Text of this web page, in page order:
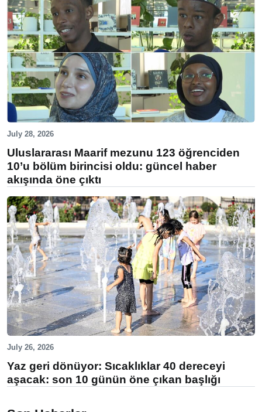
July 28, 2026
Uluslararası Maarif mezunu 123 öğrenciden
10’u bölüm birincisi oldu: güncel haber
akışında öne çıktı
July 26, 2026
Yaz geri dönüyor: Sıcaklıklar 40 dereceyi
aşacak: son 10 günün öne çıkan başlığı